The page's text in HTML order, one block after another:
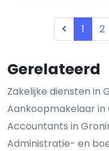
Gerelateerd
Zakelijke diensten in
Aankoopmakelaar in
Accountants in
Administratie- en
1 2